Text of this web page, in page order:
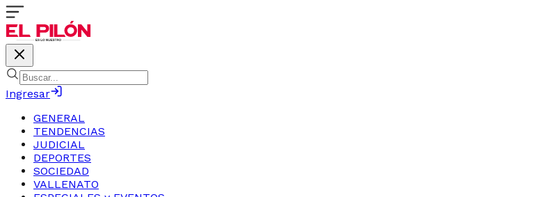
Ingresar
GENERAL
TENDENCIAS
JUDICIAL
DEPORTES
SOCIEDAD
VALLENATO